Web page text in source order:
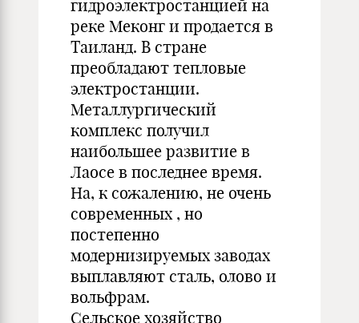
гидроэлектростанцией на
реке Меконг и продается в
Таиланд. В стране
преобладают тепловые
электростанции.
Металлургический
комплекс получил
наибольшее развитие в
Лаосе в последнее время.
На, к сожалению, не очень
современных , но
постепенно
модернизируемых заводах
выплавляют сталь, олово и
вольфрам.
Сельское хозяйство